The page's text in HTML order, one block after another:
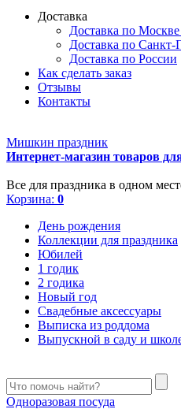
Доставка
Доставка по
Доставка по
Доставка по России
Как сделать заказ
Отзывы
Контакты
Мишкин праздник
Интернет-магазин товаров
Все для праздника в одном
Корзина: 0
День рождения
Коллекции для праздника
Юбилей
1 годик
2 годика
Новый год
Свадебные аксессуары
Выписка из роддома
Выпускной в саду и
Одноразовая посуда